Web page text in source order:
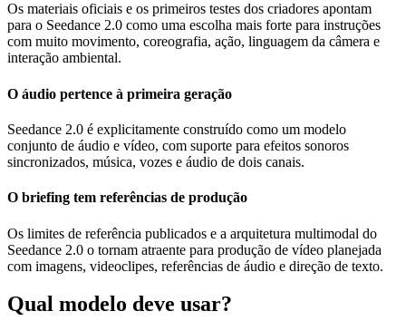
Os materiais oficiais e os primeiros testes dos criadores apontam
para o Seedance 2.0 como uma escolha mais forte para instruções
com muito movimento, coreografia, ação, linguagem da câmera e
interação ambiental.
O áudio pertence à primeira geração
Seedance 2.0 é explicitamente construído como um modelo
conjunto de áudio e vídeo, com suporte para efeitos sonoros
sincronizados, música, vozes e áudio de dois canais.
O briefing tem referências de produção
Os limites de referência publicados e a arquitetura multimodal do
Seedance 2.0 o tornam atraente para produção de vídeo planejada
com imagens, videoclipes, referências de áudio e direção de texto.
Qual modelo deve usar?